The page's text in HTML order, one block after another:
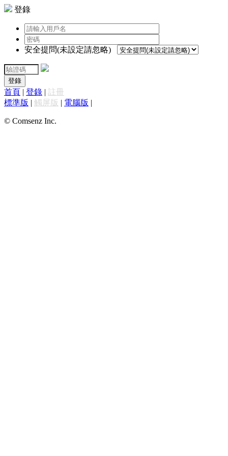
登錄
安全提問(未設定請忽略)
登錄
首頁 | 登錄 | 註冊
標準版 | 觸屏版 | 電腦版 |
© Comsenz Inc.